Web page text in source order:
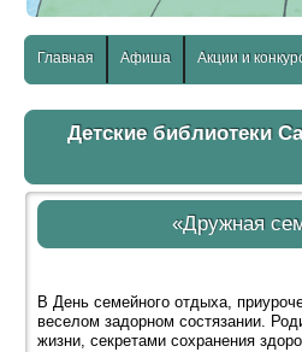
Главная Афиша Акции и
Детские библиотеки
«Дружная
В День семейного отдыха,
веселом задорном состязании.
жизни, секретами сохранения